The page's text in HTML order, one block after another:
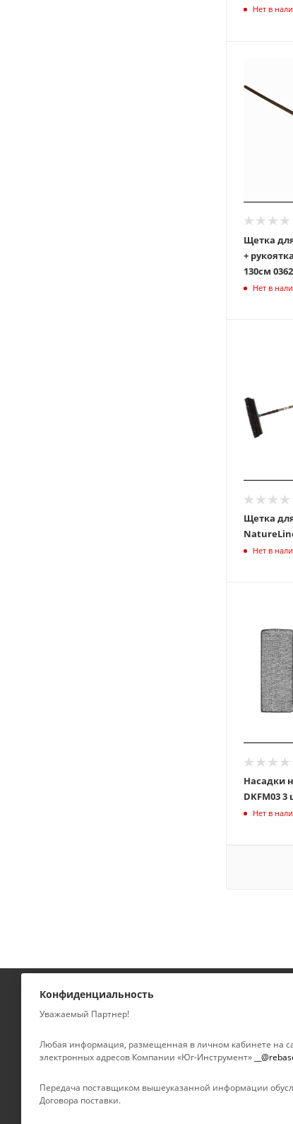
Нет в
Щетка
+
Нет в
Щетка
Нет в
Насадки
Нет в
КАТАЛОГ
УСЛУГИ
Новости
Контакты
Конфиденциальность
Уважаемый Партнер!
Любая информация, размещенная в личном кабинете на
электронных адресов Компании «Юг-Инструмент»
Передача поставщиком вышеуказанной информации
Договора поставки.